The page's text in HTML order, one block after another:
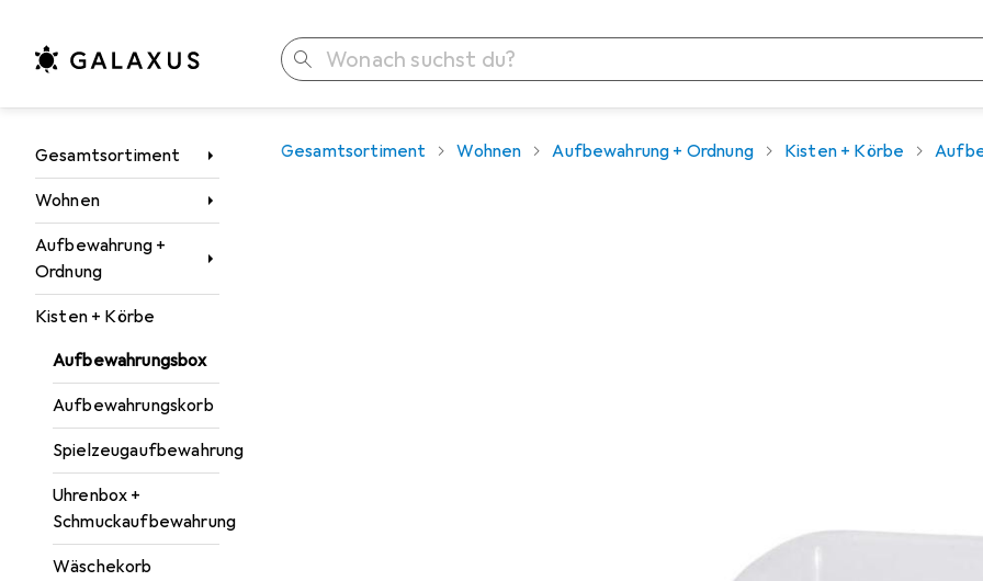
Suche
Navigation nach Kategorien
Gesamtsortiment
Wohnen
Aufbewahrung +
Ordnung
Kisten + Körbe
Aufbewahrungsbox
Aufbewahrungskorb
Spielzeugaufbewahrung
Uhrenbox +
Schmuckaufbewahrung
Wäschekorb
Gesamtsortiment Wohnen Aufbewahrung + Ordnung Kisten + Körbe